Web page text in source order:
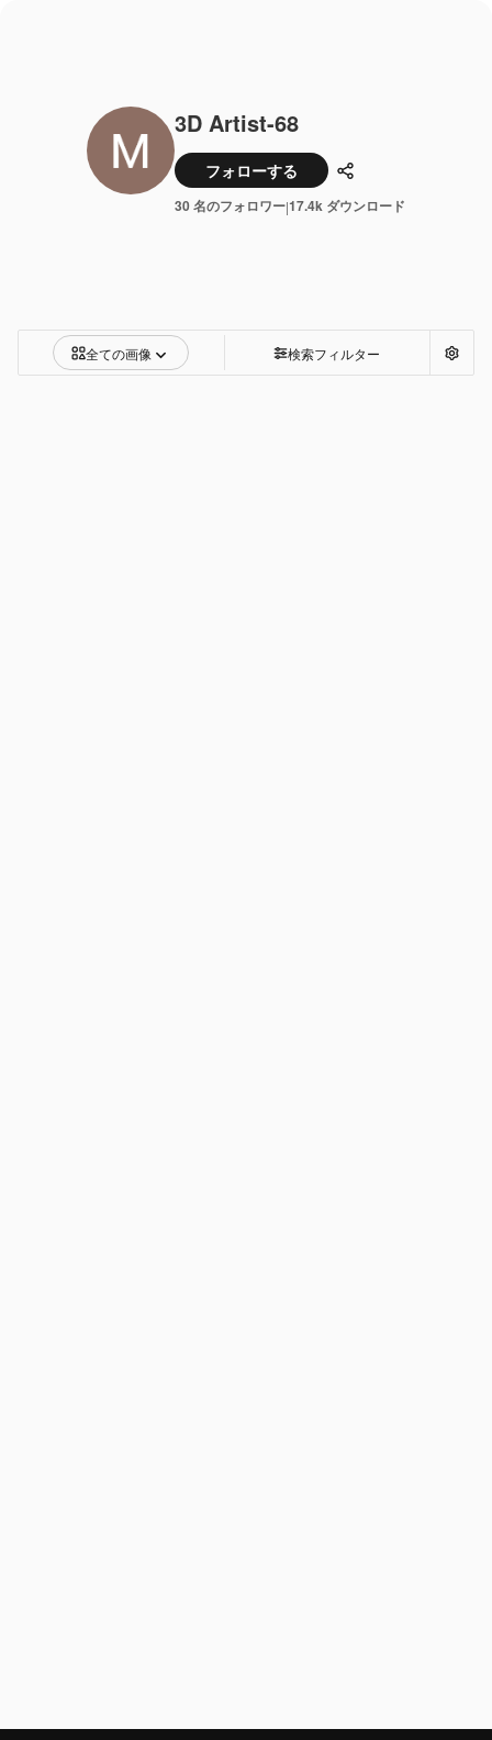
3D Artist-68
フォローする 共有
30 名のフォロワー|17.4k ダウンロード
全ての画像 検索フィルター